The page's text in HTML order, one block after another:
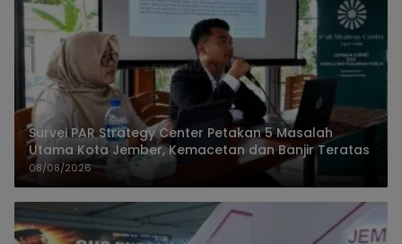
Survei PAR Strategy Center Petakan 5 Masalah
Utama Kota Jember, Kemacetan dan Banjir Teratas
08/08/2026